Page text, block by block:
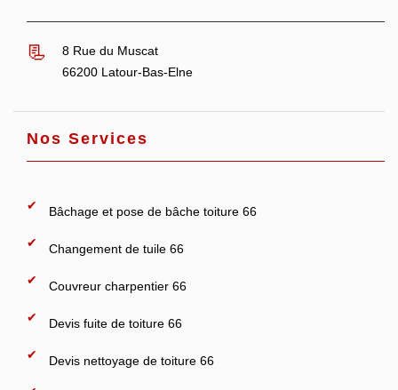
8 Rue du Muscat
66200 Latour-Bas-Elne
Nos Services
Bâchage et pose de bâche toiture 66
Changement de tuile 66
Couvreur charpentier 66
Devis fuite de toiture 66
Devis nettoyage de toiture 66